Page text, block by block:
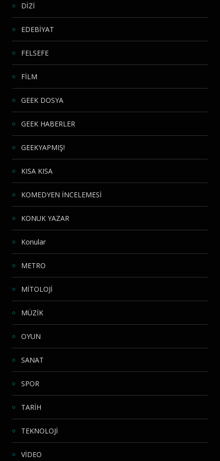
DİZİ
EDEBİYAT
FELSEFE
FİLM
GEEK DOSYA
GEEK HABERLER
GEEKYAPMIŞ!
KISA KISA
KOMEDYEN İNCELEMESİ
KONUK YAZAR
Konular
METRO
MİTOLOJİ
MÜZİK
OYUN
SANAT
SPOR
TARİH
TEKNOLOJİ
VİDEO